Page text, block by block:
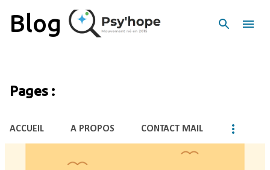
Accéder au contenu principal
Blog
Pages :
ACCUEIL A PROPOS CONTACT MAIL